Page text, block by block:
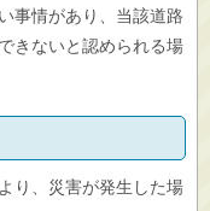
事情があり、当該道路
きないと認められる場
り、災害が発生した場